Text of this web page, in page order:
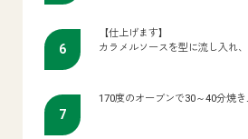
【仕上げます】
カラメルソースを型に流し入れ
170度のオーブンで30～40分焼き